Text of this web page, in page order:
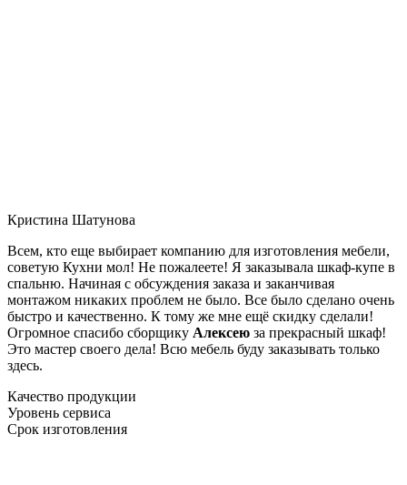
Кристина Шатунова
Всем, кто еще выбирает компанию для изготовления мебели,
советую Кухни мол! Не пожалеете! Я заказывала шкаф-купе в
спальню. Начиная с обсуждения заказа и заканчивая
монтажом никаких проблем не было. Все было сделано очень
быстро и качественно. К тому же мне ещё скидку сделали!
Огромное спасибо сборщику Алексею за прекрасный шкаф!
Это мастер своего дела! Всю мебель буду заказывать только
здесь.
Качество продукции
Уровень сервиса
Срок изготовления